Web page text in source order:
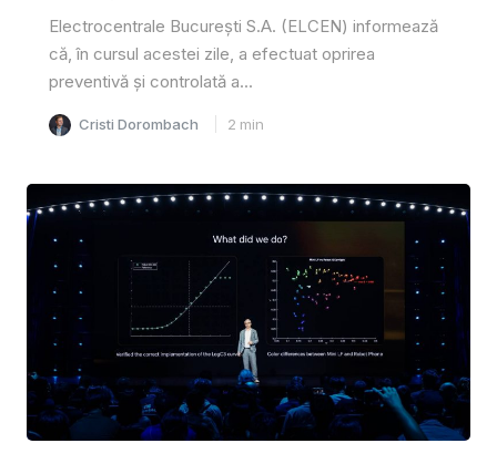
Electrocentrale București S.A. (ELCEN) informează
că, în cursul acestei zile, a efectuat oprirea
preventivă și controlată a...
Cristi Dorombach 2 min